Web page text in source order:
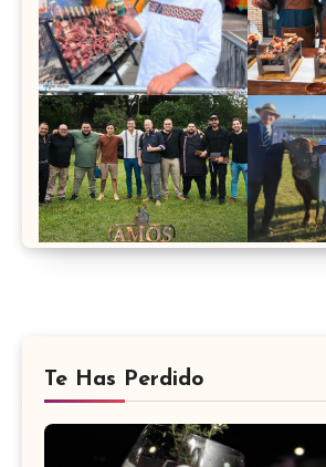
Te Has Perdido